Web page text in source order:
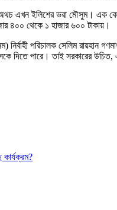
অথচ এখন ইলিশের ভরা মৌসুম।
৪০০ থেকে ১ হাজার ৬০০ টাকায়।
নির্বাহী পরিচালক সেলিম
দিতে পারে। তাই সরকারের
কার্যক্রম?